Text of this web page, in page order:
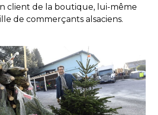
client de la boutique, lui-même
de commerçants alsaciens.